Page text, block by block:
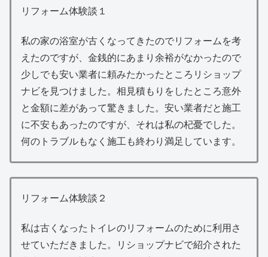
リフォーム体験談１
私の家の浴室が古くなってきたのでリフォームを考
えたのですが、金銭的にあまり余裕がなかったので
少しでも安い業者に頼みたかったところリショップ
ナビを見つけました。相見積もりをしたところ意外
と金額に差があって驚きました。安い業者だと施工
に不安もあったのですが、それは私の杞憂でした。
何のトラブルもなく施工も終わり満足しています。
リフォーム体験談２
私は古くなったトイレのリフォームのために利用さ
せていただきました。リショップナビで紹介された